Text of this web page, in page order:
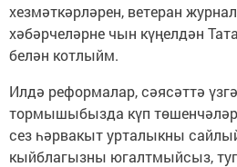
хезмәткәрләрен, ветеран
хәбәрчеләрне чын күңелдән
белән котлыйм.
Илдә реформалар, сәясәттә
тормышыбызда күп
сез һәрвакыт урталыкны
кыйблагызны югалтмыйсыз,